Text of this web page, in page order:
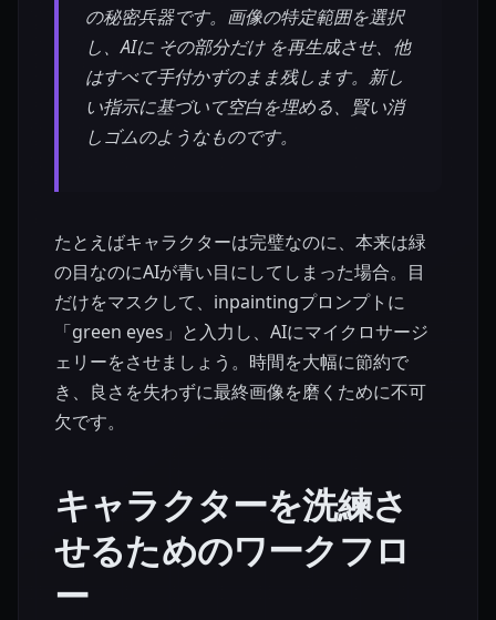
の秘密兵器です。画像の特定範囲を選択
し、AIに その部分だけを再生成させ、他
はすべて手付かずのまま残します。新し
い指示に基づいて空白を埋める、賢い消
しゴムのようなものです。
たとえばキャラクターは完璧なのに、本来は緑
の目なのにAIが青い目にしてしまった場合。目
だけをマスクして、inpaintingプロンプトに
「green eyes」と入力し、AIにマイクロサージ
ェリーをさせましょう。時間を大幅に節約で
き、良さを失わずに最終画像を磨くために不可
欠です。
キャラクターを洗練さ
せるためのワークフロ
ー